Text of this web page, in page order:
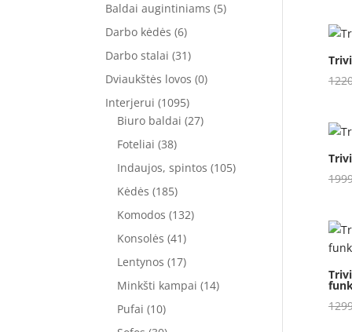
turi
Baldai augintiniams (5)
Darbo kėdės (6)
Darbo stalai (31)
Dviaukštės lovos (0)
Interjerui (1095)
Biuro baldai (27)
Foteliai (38)
Indaujos, spintos (105)
Kėdės (185)
Komodos (132)
Konsolės (41)
Lentynos (17)
Minkšti kampai (14)
Pufai (10)